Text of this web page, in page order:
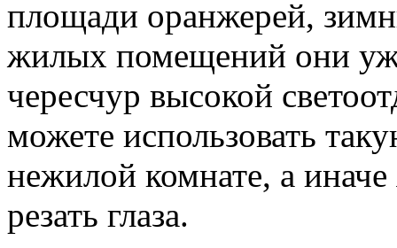
площади оранжерей,
жилых помещений они
чересчур высокой
можете использовать
нежилой комнате, а
резать глаза.